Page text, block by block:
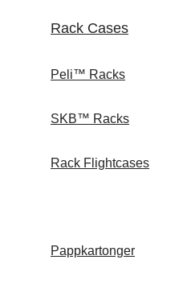
Rack Cases
Peli™ Racks
SKB™ Racks
Rack Flightcases
Pappkartonger